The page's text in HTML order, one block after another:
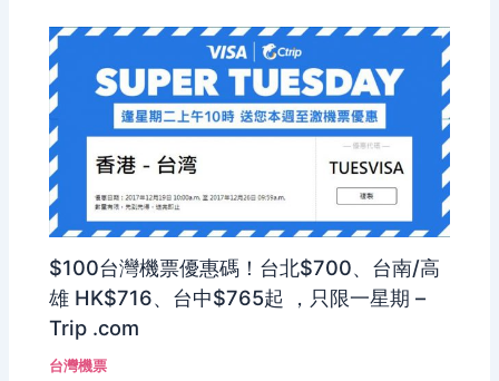
$100台灣機票優惠碼！台北$700、台南/高
雄 HK$716、台中$765起 ，只限一星期 –
Trip .com
台灣機票